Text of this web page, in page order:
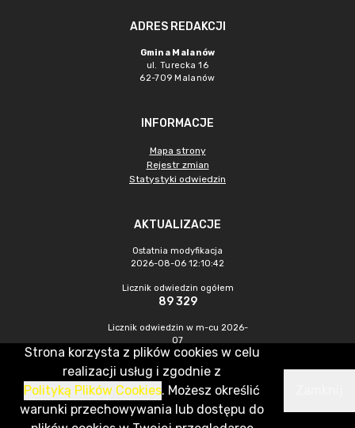
ADRES REDAKCJI
Gmina Malanów
ul. Turecka 16
62-709 Malanów
INFORMACJE
Mapa strony
Rejestr zmian
Statystyki odwiedzin
AKTUALIZACJE
Ostatnia modyfikacja
2026-08-06 12:10:42
Licznik odwiedzin ogółem
89 329
Licznik odwiedzin w m-cu 2026-
07
550
CMS & Hosting: Nefeni Sp. z o.o.
Strona korzysta z plików cookies w celu
realizacji usług i zgodnie z
Polityką Plików Cookies. Możesz określić
warunki przechowywania lub dostępu do